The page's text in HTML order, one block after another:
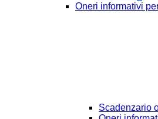
Oneri informativi
Scadenzario